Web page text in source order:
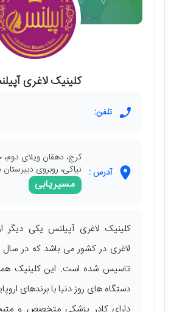
کلینیک لاغری
تلفن:
آدرس :
کرج، دهقان ویلای دوم،
نیاکی، روبروی
مسیریابی
کلینیک لاغری آپیلنس یکی دیگر
تاسیس شده است. این کلینیک
دستگاه ‌های روز دنیا با برندهای